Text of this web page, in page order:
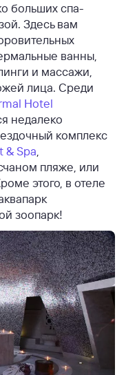
больших спа-
Здесь вам
ванны,
и массажи,
лица. Среди
Hotel
недалеко
комплекс
& Spa
пляже, или
этого, в отеле
зоопарк!